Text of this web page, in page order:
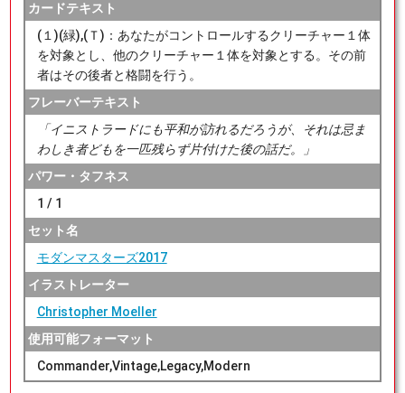
カードテキスト
(１)(緑),(Ｔ)：あなたがコントロールするクリーチャー１体
を対象とし、他のクリーチャー１体を対象とする。その前
者はその後者と格闘を行う。
フレーバーテキスト
「イニストラードにも平和が訪れるだろうが、それは忌ま
わしき者どもを一匹残らず片付けた後の話だ。」
パワー・タフネス
1 / 1
セット名
モダンマスターズ2017
イラストレーター
Christopher Moeller
使用可能フォーマット
Commander,Vintage,Legacy,Modern